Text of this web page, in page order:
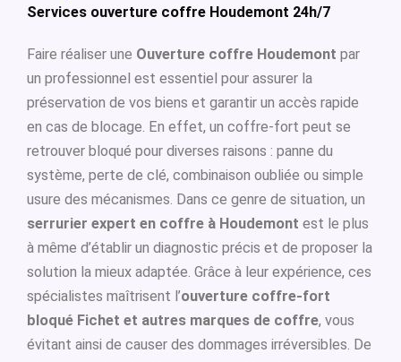
Services ouverture coffre Houdemont 24h/7
Faire réaliser une Ouverture coffre Houdemont par
un professionnel est essentiel pour assurer la
préservation de vos biens et garantir un accès rapide
en cas de blocage. En effet, un coffre-fort peut se
retrouver bloqué pour diverses raisons : panne du
système, perte de clé, combinaison oubliée ou simple
usure des mécanismes. Dans ce genre de situation, un
serrurier expert en coffre à Houdemont est le plus
à même d’établir un diagnostic précis et de proposer la
solution la mieux adaptée. Grâce à leur expérience, ces
spécialistes maîtrisent l’ouverture coffre-fort
bloqué Fichet et autres marques de coffre, vous
évitant ainsi de causer des dommages irréversibles. De